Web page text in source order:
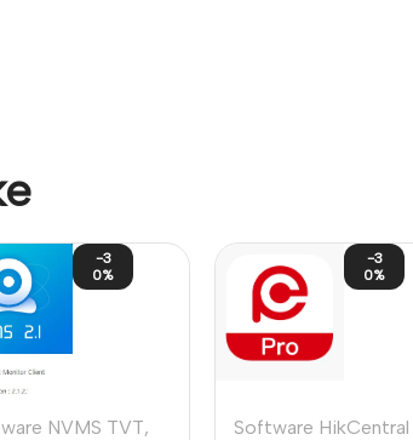
-3
0%
NVMS TVT,
-3
0%
Software HikCentral